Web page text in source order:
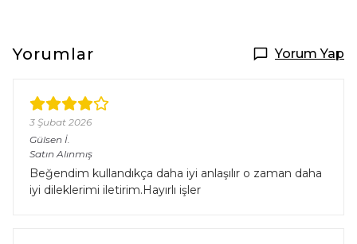
Yorumlar Yorum Yap
3 Şubat 2026
Gülsen İ.
Satın Alınmış
Beğendim kullandıkça daha iyi anlaşılır o zaman daha
iyi dileklerimi iletirim.Hayırlı işler